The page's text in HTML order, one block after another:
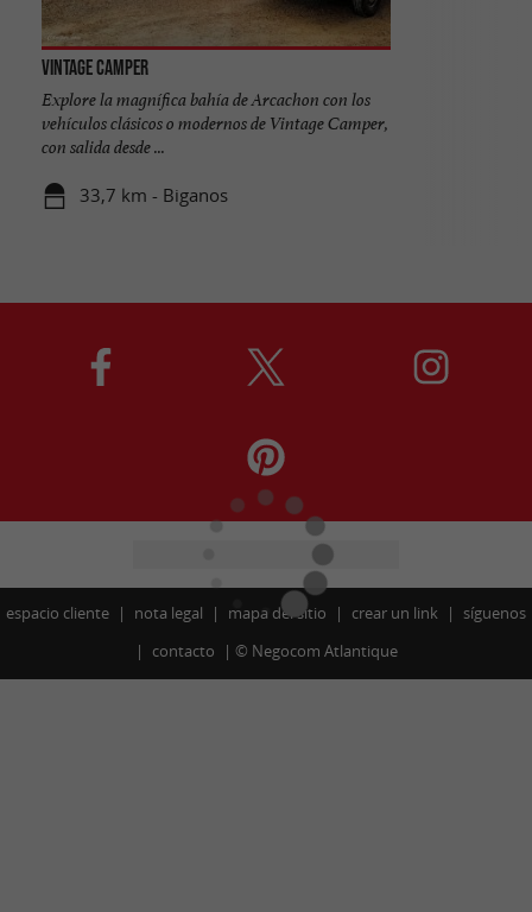
Vintage Camper
Explore la magnífica bahía de Arcachon con los
vehículos clásicos o modernos de Vintage Camper,
con salida desde ...
33,7 km - Biganos
espacio cliente nota legal mapa del sitio crear un link
síguenos
contacto
© Negocom Atlantique